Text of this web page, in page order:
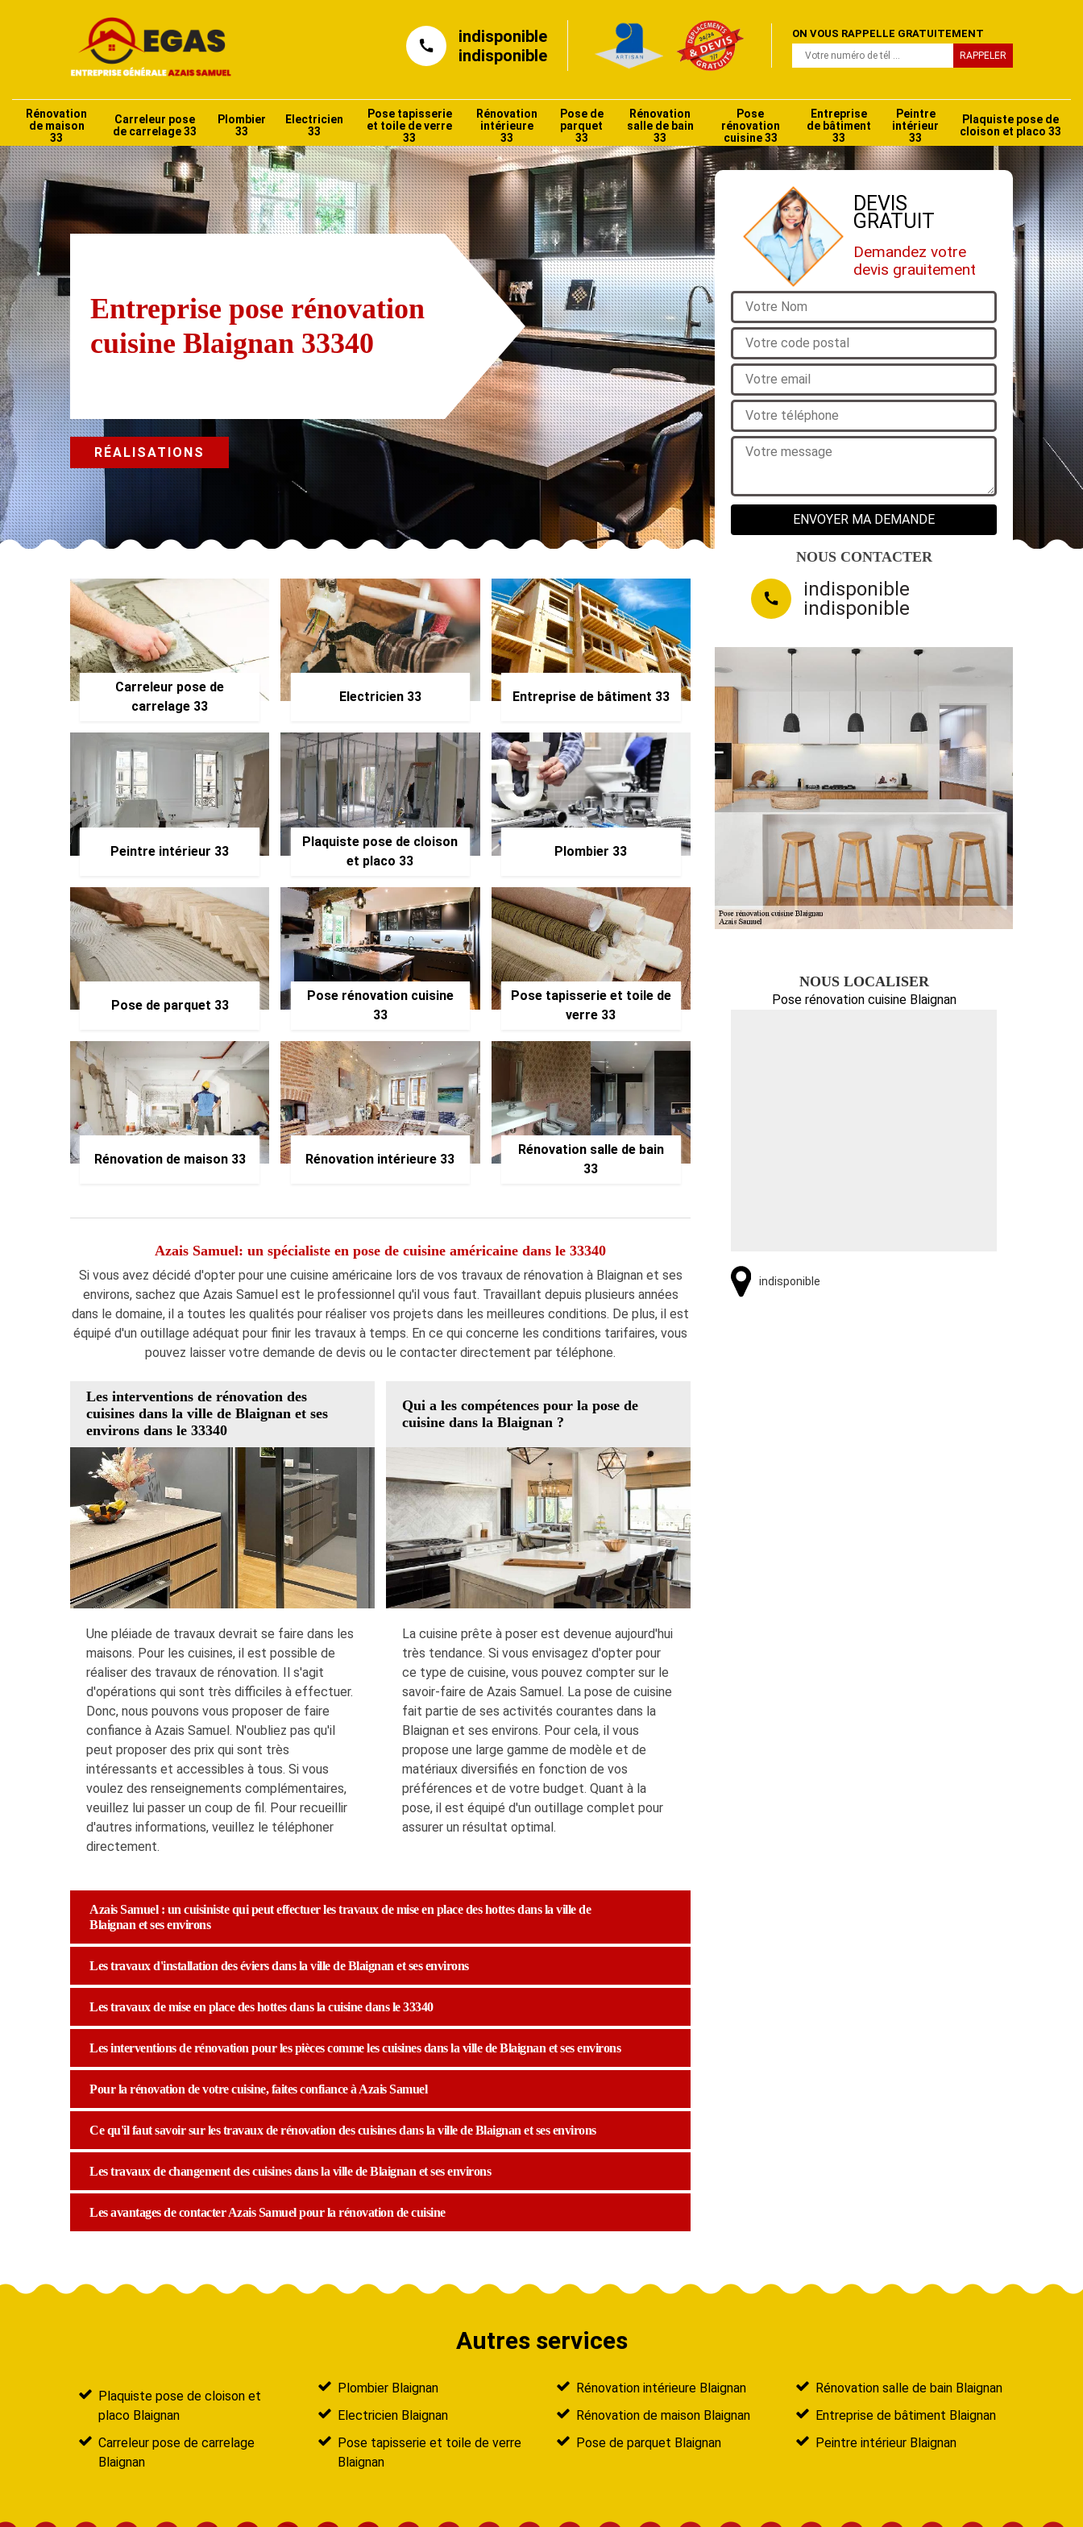
indisponible
indisponible
ON VOUS RAPPELLE GRATUITEMENT
Rénovation
de maison
33
Carreleur pose
de carrelage 33
Plombier
33
Electricien
33
Pose tapisserie
et toile de verre
33
Rénovation
intérieure
33
Pose de
parquet
33
Rénovation
salle de bain
33
Pose
rénovation
cuisine 33
Entreprise
de bâtiment
33
Peintre
intérieur
33
Plaquiste pose de
cloison et placo 33
Entreprise pose rénovation
cuisine Blaignan 33340
RÉALISATIONS
Carreleur pose de
carrelage 33
Electricien 33 Entreprise de bâtiment 33
Peintre intérieur 33
Plaquiste pose de cloison
et placo 33
Plombier 33
Pose de parquet 33
Pose rénovation cuisine
33
Pose tapisserie et toile de
verre 33
Rénovation de maison 33 Rénovation intérieure 33
Rénovation salle de bain
33
Azais Samuel: un spécialiste en pose de cuisine américaine dans le 33340
Si vous avez décidé d'opter pour une cuisine américaine lors de vos travaux de rénovation à Blaignan et ses
environs, sachez que Azais Samuel est le professionnel qu'il vous faut. Travaillant depuis plusieurs années
dans le domaine, il a toutes les qualités pour réaliser vos projets dans les meilleures conditions. De plus, il est
équipé d'un outillage adéquat pour finir les travaux à temps. En ce qui concerne les conditions tarifaires, vous
pouvez laisser votre demande de devis ou le contacter directement par téléphone.
Les interventions de rénovation des
cuisines dans la ville de Blaignan et ses
environs dans le 33340
Une pléiade de travaux devrait se faire dans les
maisons. Pour les cuisines, il est possible de
réaliser des travaux de rénovation. Il s'agit
d'opérations qui sont très difficiles à effectuer.
Donc, nous pouvons vous proposer de faire
confiance à Azais Samuel. N'oubliez pas qu'il
peut proposer des prix qui sont très
intéressants et accessibles à tous. Si vous
voulez des renseignements complémentaires,
veuillez lui passer un coup de fil. Pour recueillir
d'autres informations, veuillez le téléphoner
directement.
Qui a les compétences pour la pose de
cuisine dans la Blaignan ?
La cuisine prête à poser est devenue aujourd'hui
très tendance. Si vous envisagez d'opter pour
ce type de cuisine, vous pouvez compter sur le
savoir-faire de Azais Samuel. La pose de cuisine
fait partie de ses activités courantes dans la
Blaignan et ses environs. Pour cela, il vous
propose une large gamme de modèle et de
matériaux diversifiés en fonction de vos
préférences et de votre budget. Quant à la
pose, il est équipé d'un outillage complet pour
assurer un résultat optimal.
Azais Samuel : un cuisiniste qui peut effectuer les travaux de mise en place des hottes dans la ville de
Blaignan et ses environs
Les travaux d'installation des éviers dans la ville de Blaignan et ses environs
Les travaux de mise en place des hottes dans la cuisine dans le 33340
Les interventions de rénovation pour les pièces comme les cuisines dans la ville de Blaignan et ses environs
Pour la rénovation de votre cuisine, faites confiance à Azais Samuel
Ce qu'il faut savoir sur les travaux de rénovation des cuisines dans la ville de Blaignan et ses environs
Les travaux de changement des cuisines dans la ville de Blaignan et ses environs
Les avantages de contacter Azais Samuel pour la rénovation de cuisine
DEVIS
GRATUIT
Demandez votre
devis grauitement
NOUS CONTACTER
indisponible
indisponible
NOUS LOCALISER
Pose rénovation cuisine Blaignan
indisponible
Autres services
Plaquiste pose de cloison et
placo Blaignan
Carreleur pose de carrelage
Blaignan
Plombier Blaignan
Electricien Blaignan
Pose tapisserie et toile de verre
Blaignan
Rénovation intérieure Blaignan
Rénovation de maison Blaignan
Pose de parquet Blaignan
Rénovation salle de bain Blaignan
Entreprise de bâtiment Blaignan
Peintre intérieur Blaignan